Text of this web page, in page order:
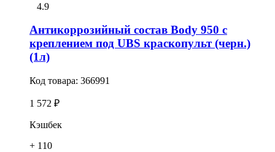
4.9
Антикоррозийный состав Body 950 с
креплением под UBS краскопульт (черн.)
(1л)
Код товара: 366991
1 572 ₽
Кэшбек
+ 110